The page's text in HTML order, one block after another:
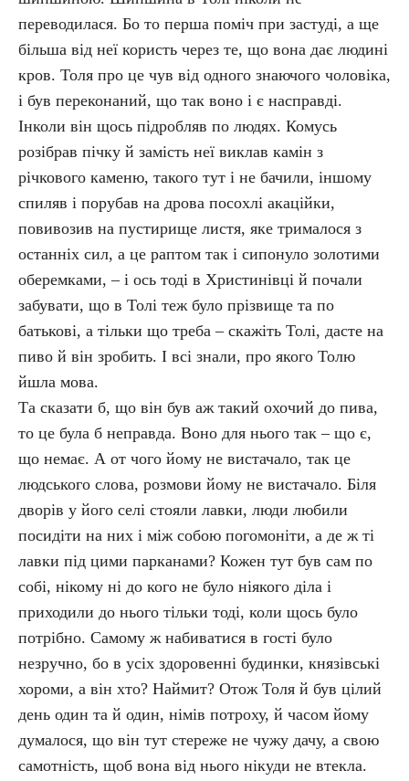
переводилася. Бо то перша поміч при застуді, а ще
більша від неї користь через те, що вона дає людині
кров. Толя про це чув від одного знаючого чоловіка,
і був переконаний, що так воно і є насправді.
Інколи він щось підробляв по людях. Комусь
розібрав пічку й замість неї виклав камін з
річкового каменю, такого тут і не бачили, іншому
спиляв і порубав на дрова посохлі акаційки,
повивозив на пустирище листя, яке трималося з
останніх сил, а це раптом так і сипонуло золотими
оберемками, – і ось тоді в Христинівці й почали
забувати, що в Толі теж було прізвище та по
батькові, а тільки що треба – скажіть Толі, дасте на
пиво й він зробить. І всі знали, про якого Толю
йшла мова.
Та сказати б, що він був аж такий охочий до пива,
то це була б неправда. Воно для нього так – що є,
що немає. А от чого йому не вистачало, так це
людського слова, розмови йому не вистачало. Біля
дворів у його селі стояли лавки, люди любили
посидіти на них і між собою погомоніти, а де ж ті
лавки під цими парканами? Кожен тут був сам по
собі, нікому ні до кого не було ніякого діла і
приходили до нього тільки тоді, коли щось було
потрібно. Самому ж набиватися в гості було
незручно, бо в усіх здоровенні будинки, князівські
хороми, а він хто? Наймит? Отож Толя й був цілий
день один та й один, німів потроху, й часом йому
думалося, що він тут стереже не чужу дачу, а свою
самотність, щоб вона від нього нікуди не втекла.